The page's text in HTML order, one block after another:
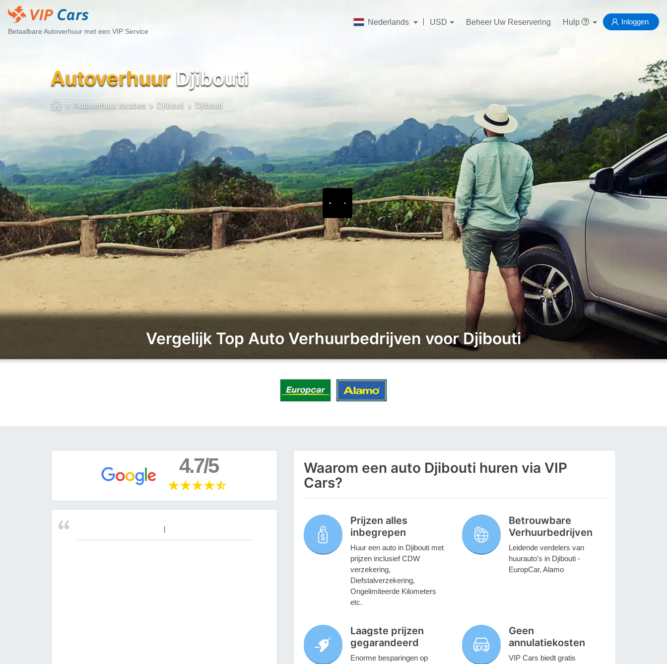
Betaalbare Autoverhuur met een VIP Service
Nederlands USD Beheer Uw Reservering Hulp Inloggen
AutoverhuurDjibouti
Autoverhuur locaties Djibouti Djibouti
Vergelijk Top Auto Verhuurbedrijven voor Djibouti
4.7/5
Waarom een auto Djibouti huren via VIP
Cars?
Prijzen alles
inbegrepen
Huur een auto in Djibouti met
prijzen inclusief CDW
verzekering,
Diefstalverzekering,
Ongelimiteerde Kilometers
etc.
Betrouwbare
Verhuurbedrijven
Leidende verdelers van
huurauto's in Djibouti -
EuropCar, Alamo
Laagste prijzen
gegarandeerd
Enorme besparingen op
Geen
annulatiekosten
VIP Cars biedt gratis